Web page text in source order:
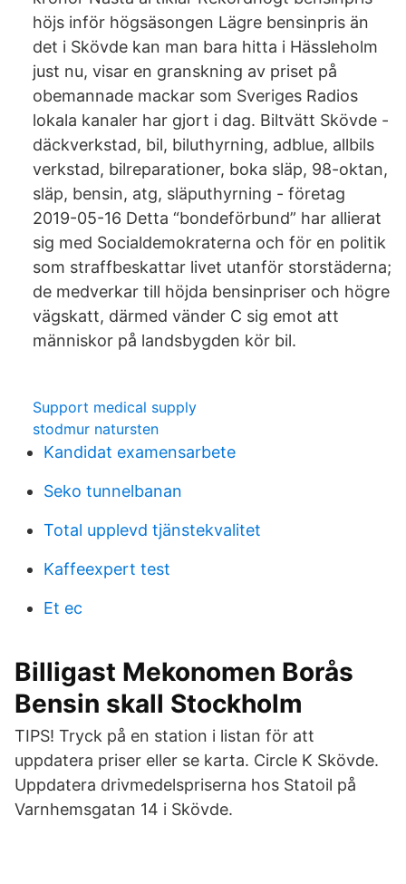
höjs inför högsäsongen Lägre bensinpris än
det i Skövde kan man bara hitta i Hässleholm
just nu, visar en granskning av priset på
obemannade mackar som Sveriges Radios
lokala kanaler har gjort i dag. Biltvätt Skövde -
däckverkstad, bil, biluthyrning, adblue, allbils
verkstad, bilreparationer, boka släp, 98-oktan,
släp, bensin, atg, släputhyrning - företag
2019-05-16 Detta “bondeförbund” har allierat
sig med Socialdemokraterna och för en politik
som straffbeskattar livet utanför storstäderna;
de medverkar till höjda bensinpriser och högre
vägskatt, därmed vänder C sig emot att
människor på landsbygden kör bil.
Support medical supply
stodmur natursten
Kandidat examensarbete
Seko tunnelbanan
Total upplevd tjänstekvalitet
Kaffeexpert test
Et ec
Billigast Mekonomen Borås
Bensin skall Stockholm
TIPS! Tryck på en station i listan för att
uppdatera priser eller se karta. Circle K Skövde.
Uppdatera drivmedelspriserna hos Statoil på
Varnhemsgatan 14 i Skövde.